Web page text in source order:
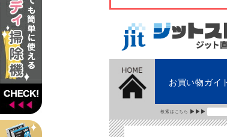
お買い物ガイ
検索はこちら